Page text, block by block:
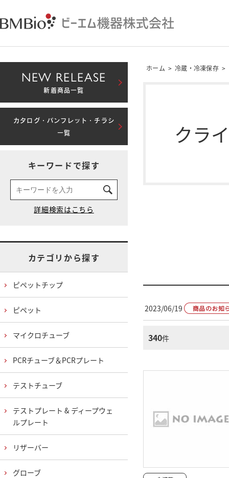
ホーム > 冷蔵・冷凍保存 >
クラ
2023/06/19
340件
NEW RELEASE
新着商品一覧
カタログ・パンフレット・チラシ
一覧
キーワードで探す
カテゴリから探す
ピペットチップ
ピペット
マイクロチューブ
PCRチューブ＆PCRプレート
テストチューブ
テストプレート & ディープウェ
ルプレート
リザーバー
グローブ